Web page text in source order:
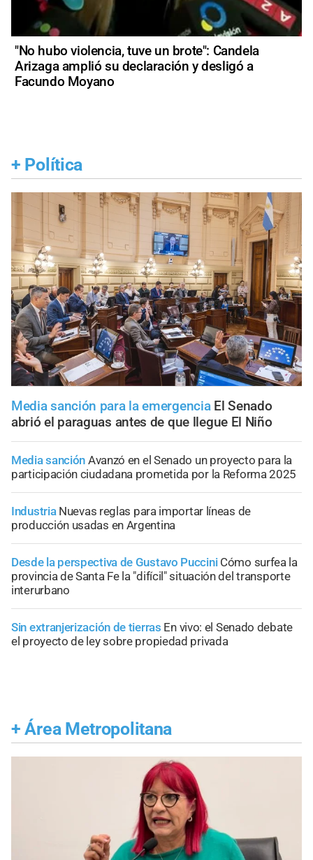
"No hubo violencia, tuve un brote": Candela
Arizaga amplió su declaración y desligó a
Facundo Moyano
+ Política
Media sanción para la emergencia El Senado
abrió el paraguas antes de que llegue El Niño
Media sanción Avanzó en el Senado un proyecto para la
participación ciudadana prometida por la Reforma 2025
Industria Nuevas reglas para importar líneas de
producción usadas en Argentina
Desde la perspectiva de Gustavo Puccini Cómo surfea la
provincia de Santa Fe la "difícil" situación del transporte
interurbano
Sin extranjerización de tierras En vivo: el Senado debate
el proyecto de ley sobre propiedad privada
+ Área Metropolitana